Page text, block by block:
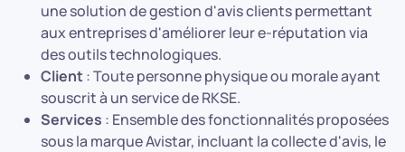
une solution de gestion d'avis clients permettant
aux entreprises d'améliorer leur e-réputation via
des outils technologiques.
Client: Toute personne physique ou morale ayant
souscrit à un service de RKSE.
Services : Ensemble des fonctionnalités proposées
sous la marque Avistar, incluant la collecte d'avis, le